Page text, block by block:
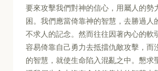
要來攻擊我們對神的信心，用屬人的勢
困。我們應當倚靠神的智慧，去勝過人
不求人的記念。然而往往因著內心的軟
容易倚靠自己勇力去抵擋仇敵攻擊，而
的智慧，就使生命陷入混亂之中。懇求